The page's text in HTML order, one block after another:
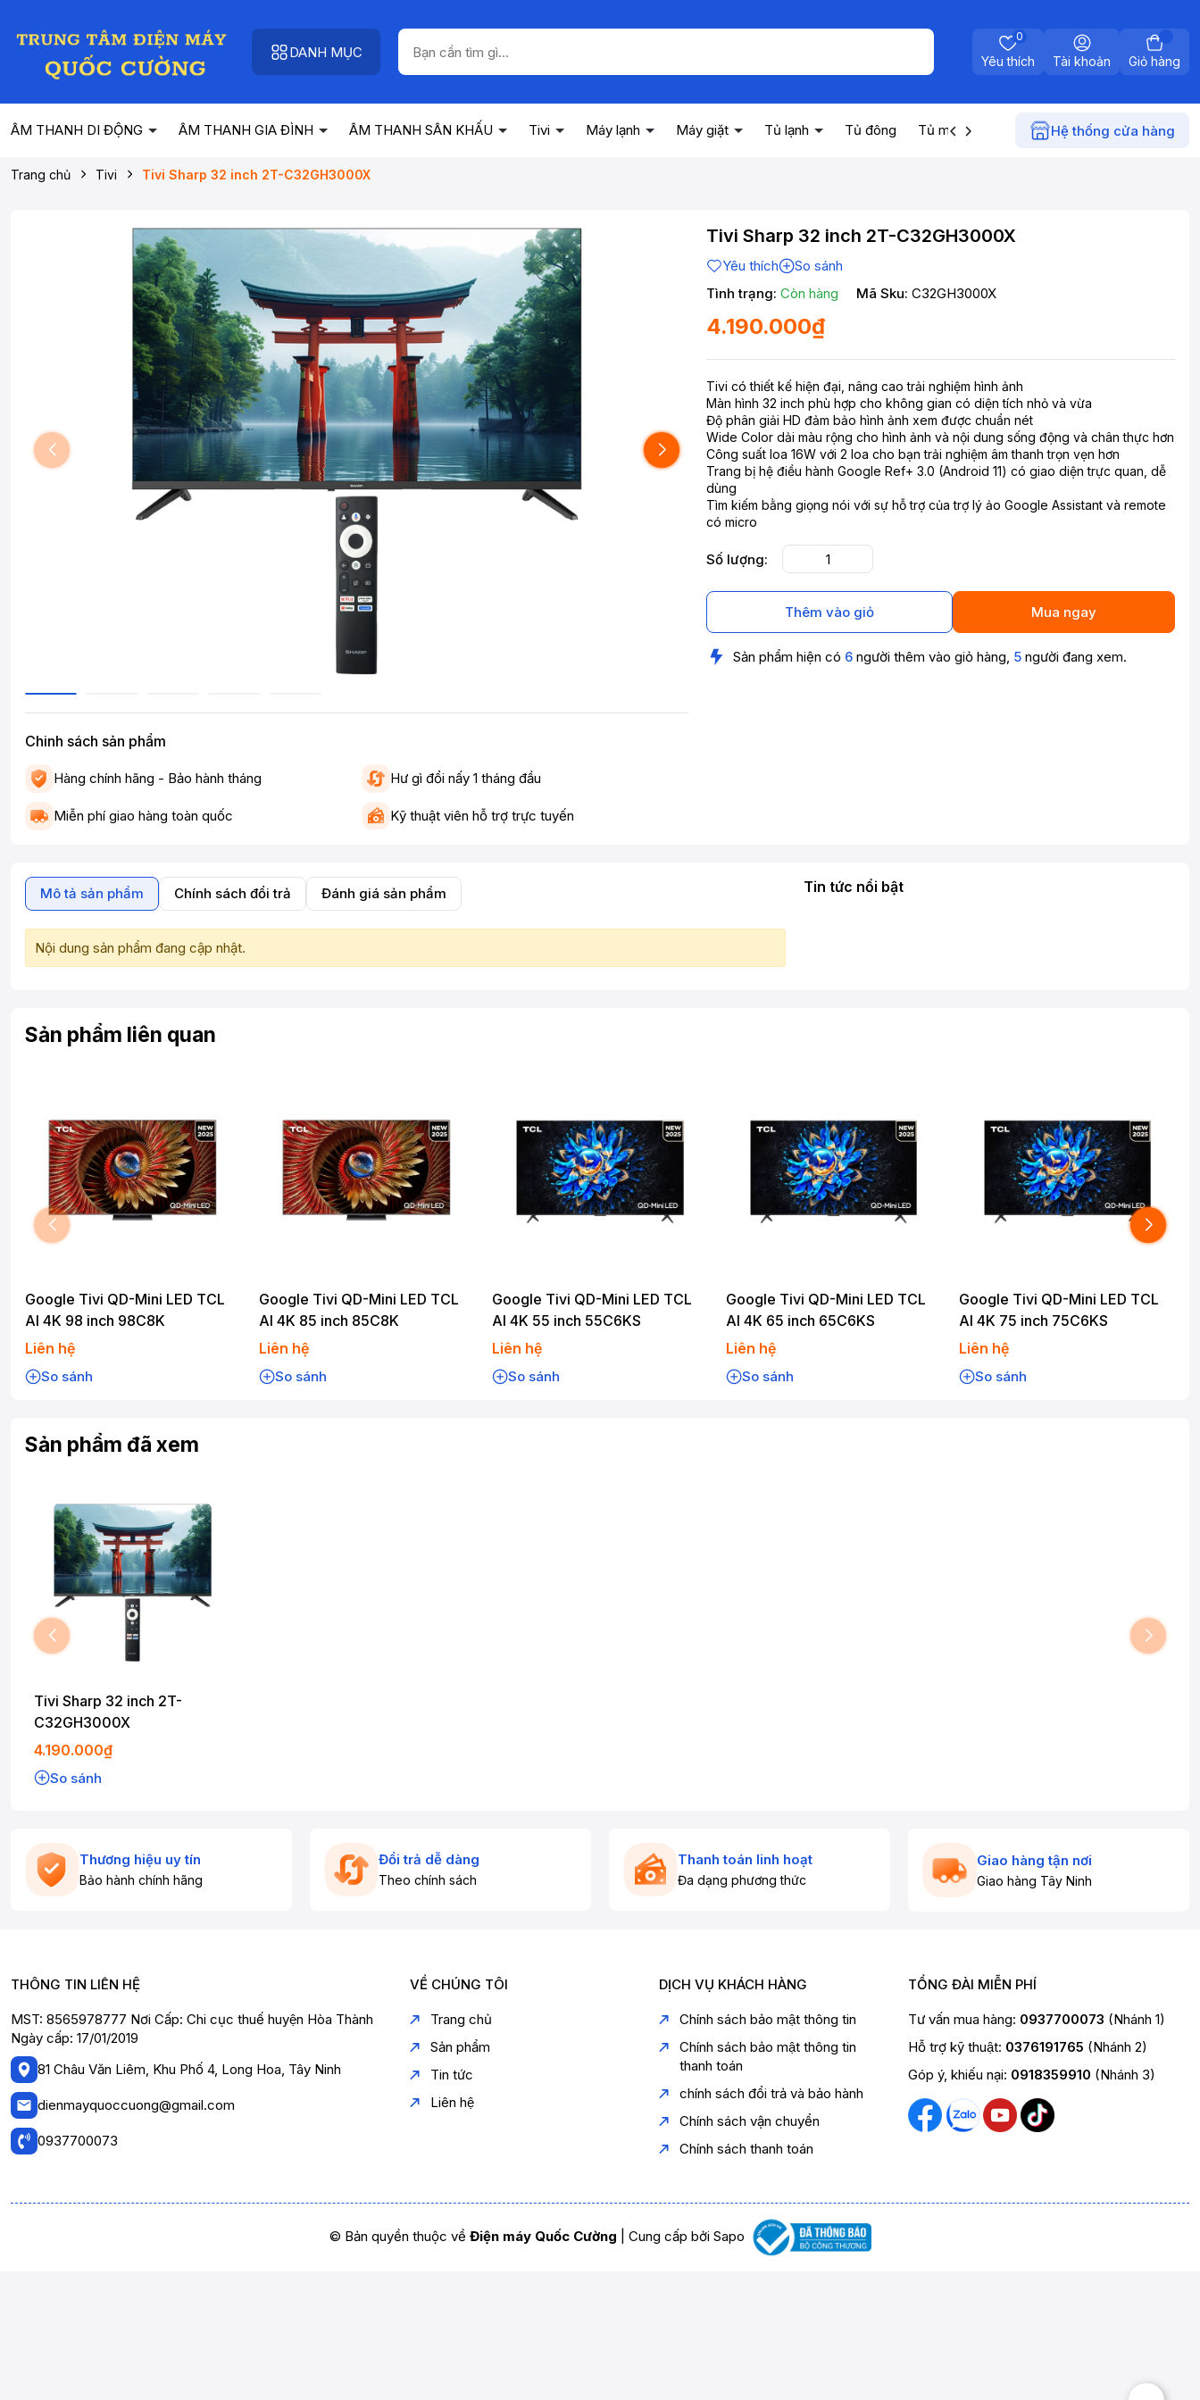
DANH MỤC
Yêu thích
0
Tài khoản Giỏ hàng
ÂM THANH DI ĐỘNG ÂM THANH GIA ĐÌNH ÂM THANH SÂN KHẤU Tivi Máy lạnh Máy giặt Tủ lạnh Tủ đông Tủ mát Máy nước nóng Điện gia
Hệ thống cửa hàng
Trang chủ Tivi Tivi Sharp 32 inch 2T-C32GH3000X
Chinh sách sản phẩm
Hàng chính hãng - Bảo hành tháng Hư gì đổi nấy 1 tháng đầu
Miễn phí giao hàng toàn quốc Kỹ thuật viên hỗ trợ trực tuyến
Tivi Sharp 32 inch 2T-C32GH3000X
Yêu thích
So sánh
Tình trạng: Còn hàng Mã Sku: C32GH3000X
4.190.000₫
Tivi có thiết kế hiện đại, nâng cao trải nghiệm hình ảnh
Màn hình 32 inch phù hợp cho không gian có diện tích nhỏ và vừa
Độ phân giải HD đảm bảo hình ảnh xem được chuẩn nét
Wide Color dải màu rộng cho hình ảnh và nội dung sống động và chân thực hơn
Công suất loa 16W với 2 loa cho bạn trải nghiệm âm thanh trọn vẹn hơn
Trang bị hệ điều hành Google Ref+ 3.0 (Android 11) có giao diện trực quan, dễ
dùng
Tìm kiếm bằng giọng nói với sự hỗ trợ của trợ lý ảo Google Assistant và remote
có micro
Số lượng:
Thêm vào giỏ Mua ngay
Sản phẩm hiện có 6 người thêm vào giỏ hàng, 5 người đang xem.
Mô tả sản phẩm Chính sách đổi trả Đánh giá sản phẩm
Nội dung sản phẩm đang cập nhật.
Tin tức nổi bật
Sản phẩm liên quan
Google Tivi QD-Mini LED TCL
AI 4K 98 inch 98C8K
Liên hệ
So sánh
Google Tivi QD-Mini LED TCL
AI 4K 85 inch 85C8K
Liên hệ
So sánh
Google Tivi QD-Mini LED TCL
AI 4K 55 inch 55C6KS
Liên hệ
So sánh
Google Tivi QD-Mini LED TCL
AI 4K 65 inch 65C6KS
Liên hệ
So sánh
Google Tivi QD-Mini LED TCL
AI 4K 75 inch 75C6KS
Liên hệ
So sánh
Sản phẩm đã xem
Tivi Sharp 32 inch 2T-
C32GH3000X
4.190.000₫
So sánh
Thương hiệu uy tín
Bảo hành chính hãng
Đổi trả dễ dàng
Theo chính sách
Thanh toán linh hoạt
Đa dạng phương thức
Giao hàng tận nơi
Giao hàng Tây Ninh
THÔNG TIN LIÊN HỆ
MST: 8565978777 Nơi Cấp: Chi cục thuế huyện Hòa Thành
Ngày cấp: 17/01/2019
81 Châu Văn Liêm, Khu Phố 4, Long Hoa, Tây Ninh
dienmayquoccuong@gmail.com
0937700073
VỀ CHÚNG TÔI
Trang chủ
Sản phẩm
Tin tức
Liên hệ
DỊCH VỤ KHÁCH HÀNG
Chính sách bảo mật thông tin
Chính sách bảo mật thông tin
thanh toán
chính sách đổi trả và bảo hành
Chính sách vận chuyển
Chính sách thanh toán
TỔNG ĐÀI MIỄN PHÍ
Tư vấn mua hàng: 0937700073 (Nhánh 1)
Hỗ trợ kỹ thuật: 0376191765 (Nhánh 2)
Góp ý, khiếu nại: 0918359910 (Nhánh 3)
© Bản quyền thuộc về Điện máy Quốc Cường Cung cấp bởi Sapo